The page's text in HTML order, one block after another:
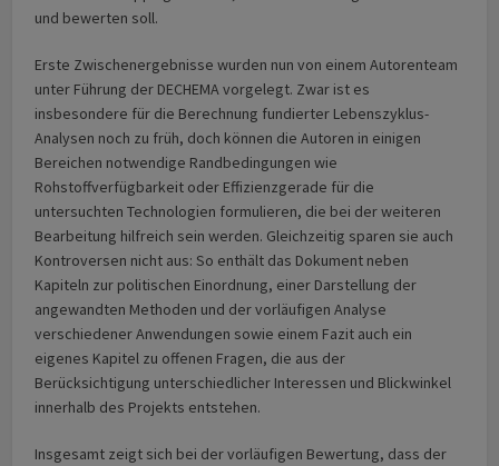
und bewerten soll.
Erste Zwischenergebnisse wurden nun von einem Autorenteam
unter Führung der DECHEMA vorgelegt. Zwar ist es
insbesondere für die Berechnung fundierter Lebenszyklus-
Analysen noch zu früh, doch können die Autoren in einigen
Bereichen notwendige Randbedingungen wie
Rohstoffverfügbarkeit oder Effizienzgerade für die
untersuchten Technologien formulieren, die bei der weiteren
Bearbeitung hilfreich sein werden. Gleichzeitig sparen sie auch
Kontroversen nicht aus: So enthält das Dokument neben
Kapiteln zur politischen Einordnung, einer Darstellung der
angewandten Methoden und der vorläufigen Analyse
verschiedener Anwendungen sowie einem Fazit auch ein
eigenes Kapitel zu offenen Fragen, die aus der
Berücksichtigung unterschiedlicher Interessen und Blickwinkel
innerhalb des Projekts entstehen.
Insgesamt zeigt sich bei der vorläufigen Bewertung, dass der